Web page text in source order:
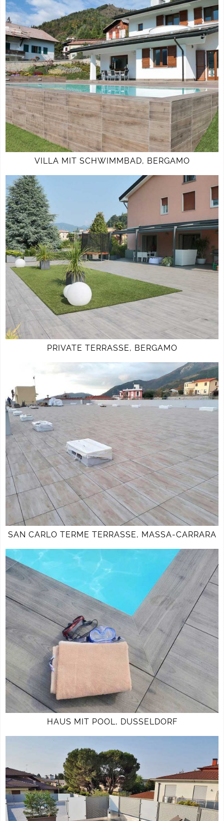
VILLA MIT SCHWIMMBAD, BERGAMO
PRIVATE TERRASSE, BERGAMO
SAN CARLO TERME TERRASSE, MASSA-CARRARA
HAUS MIT POOL, DUSSELDORF